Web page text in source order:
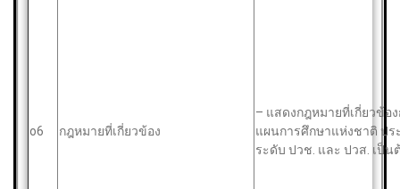
o6 กฎหมายที่เกี่ยวข้อง
– แสดงกฎหมายที่เกี่ยวข้อ
แผนการศึกษาแห่งชาติ ปร
ระดับ ปวช. และ ปวส. เป็น